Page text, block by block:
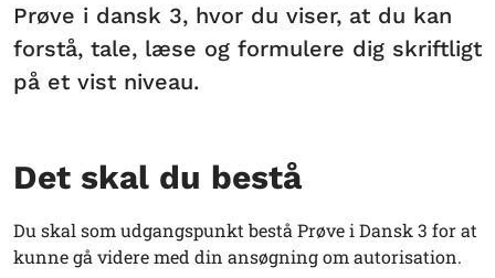
Prøve i dansk 3, hvor du viser, at du kan
forstå, tale, læse og formulere dig skriftligt
på et vist niveau.
Det skal du bestå
Du skal som udgangspunkt bestå Prøve i Dansk 3 for at
kunne gå videre med din ansøgning om autorisation.